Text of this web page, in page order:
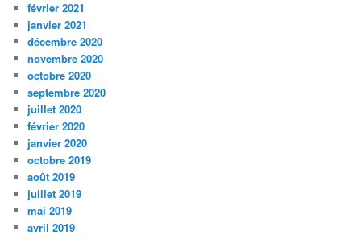
février 2021
janvier 2021
décembre 2020
novembre 2020
octobre 2020
septembre 2020
juillet 2020
février 2020
janvier 2020
octobre 2019
août 2019
juillet 2019
mai 2019
avril 2019